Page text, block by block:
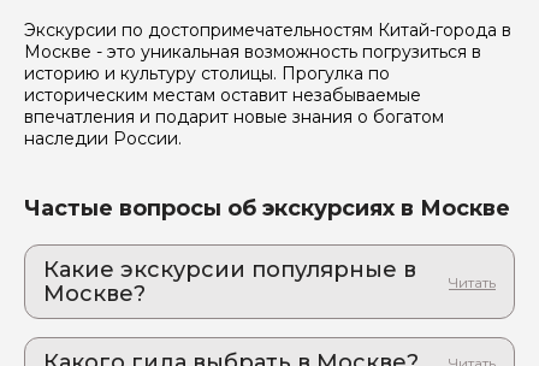
Экскурсии по достопримечательностям Китай-города в
Москве - это уникальная возможность погрузиться в
историю и культуру столицы. Прогулка по
историческим местам оставит незабываемые
впечатления и подарит новые знания о богатом
наследии России.
Частые вопросы об экскурсиях в Москве
Какие экскурсии популярные в
Москве?
Замоскворечье, которое трогает за душу